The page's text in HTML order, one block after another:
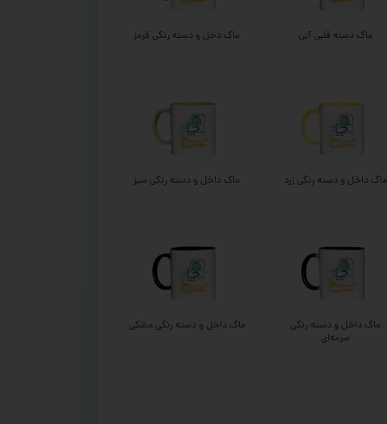
ماگ دسته قلبی آبی ماگ دخل و دسته رنگی قرمز
ماگ داخل و دسته رنگی زرد ماگ داخل و دسته رنگی سبز
ماگ داخل و دسته رنگی
سرمه‌ای
ماگ داخل و دسته رنگی مشکی